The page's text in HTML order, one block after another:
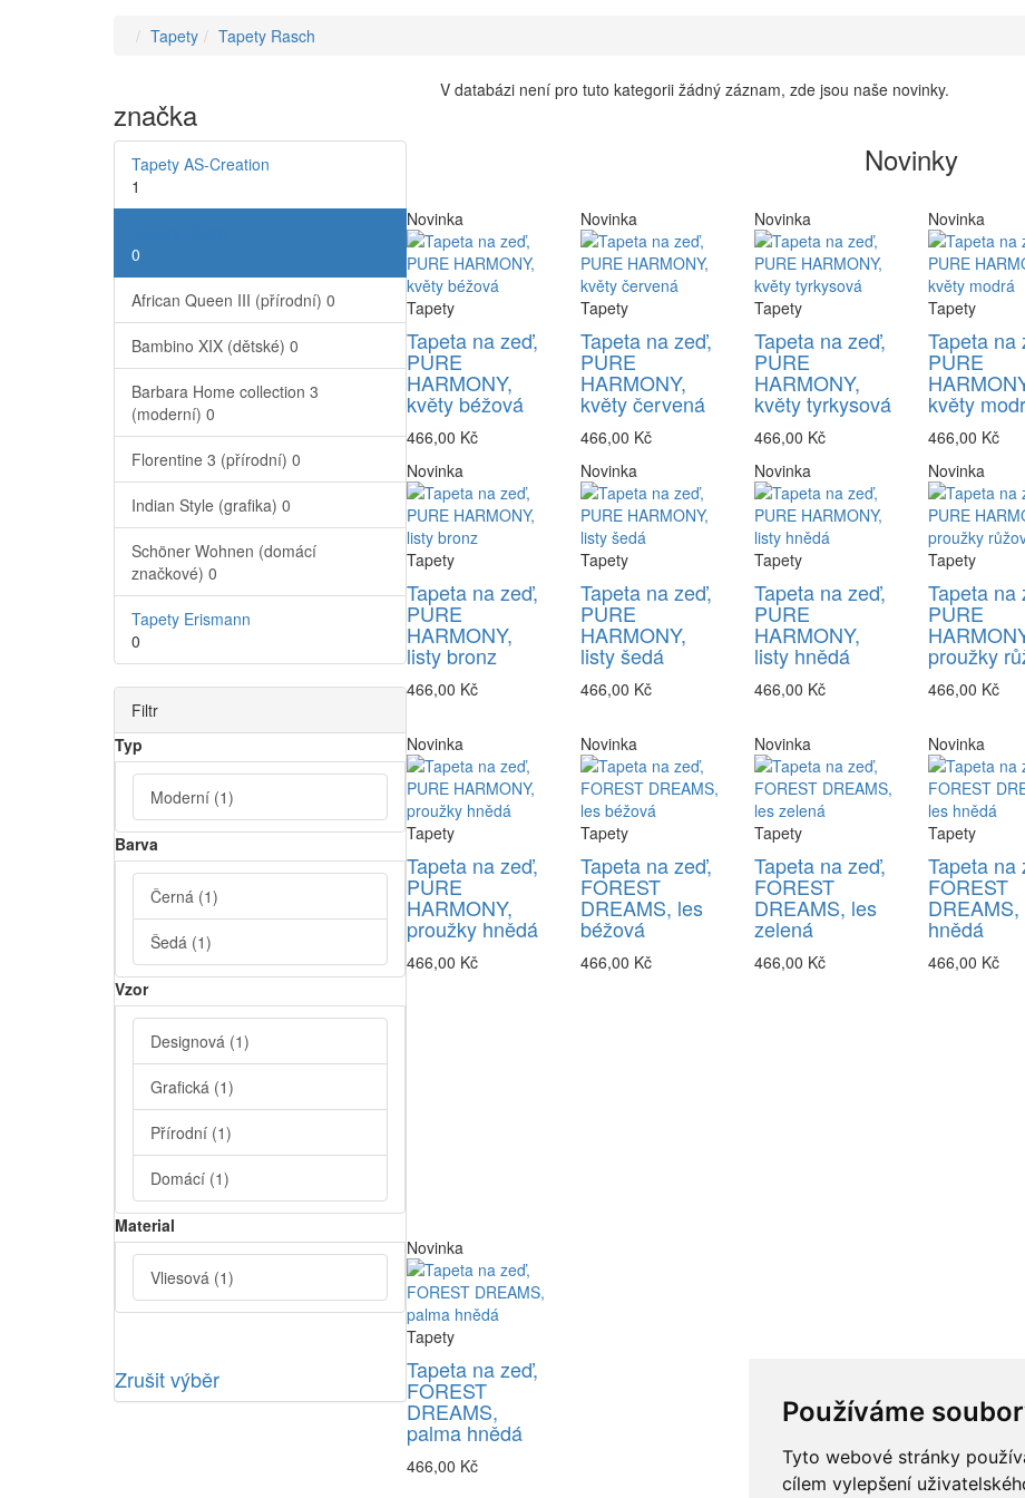
Používáme
Tyto webové stránky
cílem vylepšení
Tapety Tapety Rasch
značka
Tapety AS-Creation
1
0
African Queen III (přírodní) 0
Bambino XIX (dětské) 0
Barbara Home collection 3
(moderní) 0
Florentine 3 (přírodní) 0
Indian Style (grafika) 0
Schöner Wohnen (domácí
značkové) 0
Tapety Erismann
0
Filtr
Typ
Moderní (1)
Barva
Černá (1)
Šedá (1)
Vzor
Designová (1)
Grafická (1)
Přírodní (1)
Domácí (1)
Material
Vliesová (1)
Zrušit výběr
V databázi není pro tuto kategorii žádný záznam, zde jsou naše novinky.
Novinky
Novinka
Tapety
Tapeta na zeď,
PURE
HARMONY,
květy béžová
466,00 Kč
Novinka
Tapety
Tapeta na zeď,
PURE
HARMONY,
květy červená
466,00 Kč
Novinka
Tapety
Tapeta na zeď,
PURE
HARMONY,
květy tyrkysová
466,00 Kč
Novinka
Tapety
Tapeta na
PURE
květy
466,00 Kč
Novinka
Tapety
Tapeta na zeď,
PURE
HARMONY,
listy bronz
466,00 Kč
Novinka
Tapety
Tapeta na zeď,
PURE
HARMONY,
listy šedá
466,00 Kč
Novinka
Tapety
Tapeta na zeď,
PURE
HARMONY,
listy hnědá
466,00 Kč
Novinka
Tapety
Tapeta na
PURE
proužky
466,00 Kč
Novinka
Tapety
Tapeta na zeď,
PURE
HARMONY,
proužky hnědá
466,00 Kč
Novinka
Tapety
Tapeta na zeď,
FOREST
DREAMS, les
béžová
466,00 Kč
Novinka
Tapety
Tapeta na zeď,
FOREST
DREAMS, les
zelená
466,00 Kč
Novinka
Tapety
Tapeta na
FOREST
hnědá
466,00 Kč
Novinka
Tapety
Tapeta na zeď,
FOREST
DREAMS,
palma hnědá
466,00 Kč